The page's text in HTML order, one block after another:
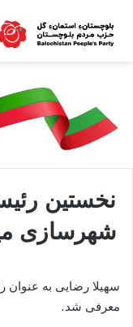
نخستین
شهرسازی
سهیلا رضایی به عنوان
معرفی شد.